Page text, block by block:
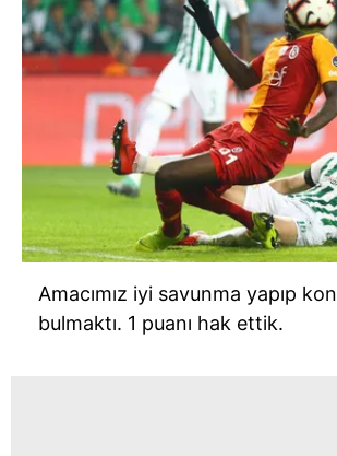
Amacımız iyi savunma yapıp
bulmaktı. 1 puanı hak ettik.